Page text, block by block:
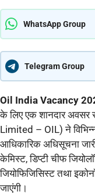
WhatsApp Group
Telegram Group
Oil India Vacancy
के लिए एक शानदार अवसर
Limited – OIL) ने
आधिकारिक अधिसूचना
केमिस्ट, डिप्टी चीफ
जियोफिजिसिस्ट तथा
जाएंगी।